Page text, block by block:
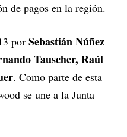
de pagos en la región.
por Sebastián Núñez
Tauscher, Raúl
. Como parte de esta
se une a la Junta